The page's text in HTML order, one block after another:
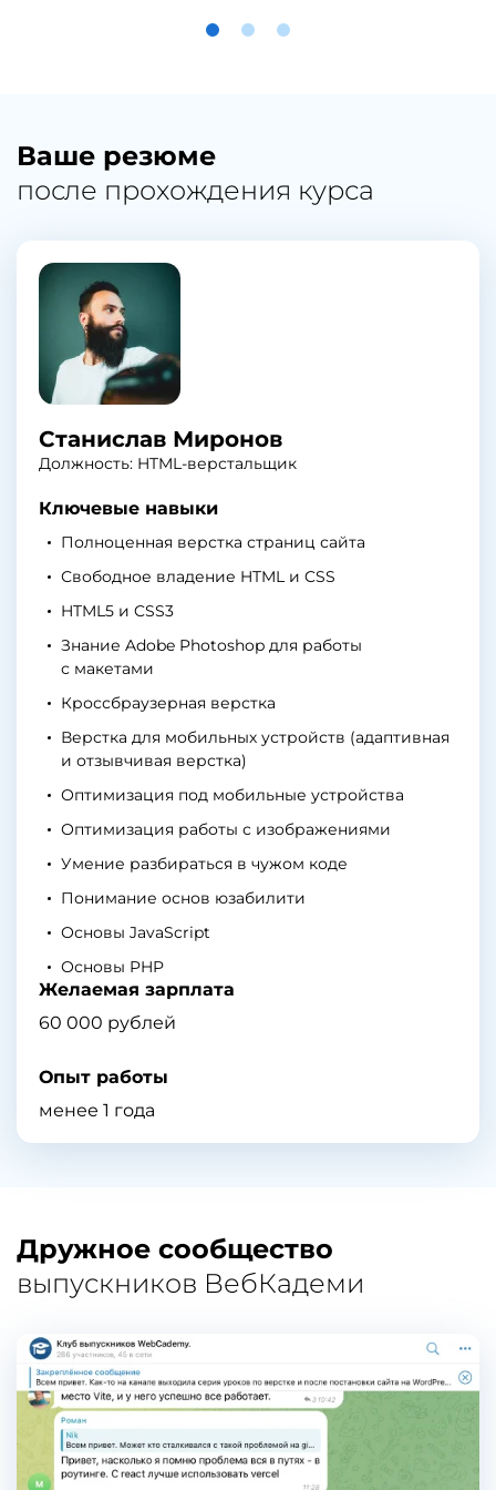
Ваше резюме
после прохождения курса
Станислав Миронов
Должность: HTML-верстальщик
Ключевые навыки
Полноценная верстка страниц сайта
Свободное владение HTML и CSS
HTML5 и CSS3
Знание Adobe Photoshop для работы
с макетами
Кроссбраузерная верстка
Верстка для мобильных устройств (адаптивная
и отзывчивая верстка)
Оптимизация под мобильные устройства
Оптимизация работы с изображениями
Умение разбираться в чужом коде
Понимание основ юзабилити
Основы JavaScript
Основы PHP
Желаемая зарплата
60 000 рублей
Опыт работы
менее 1 года
Дружное сообщество
выпускников ВебКадеми